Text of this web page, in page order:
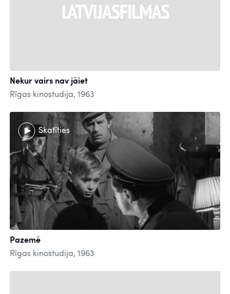
Nekur vairs nav jāiet
Rīgas kinostudija, 1963
Skatīties
Pazemē
Rīgas kinostudija, 1963